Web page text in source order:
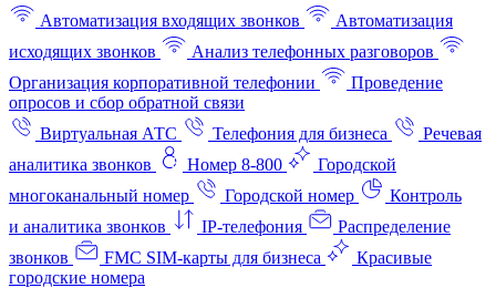
Автоматизация входящих звонков
Автоматизация
исходящих звонков
Анализ телефонных разговоров
Организация корпоративной телефонии
Проведение
опросов и сбор обратной связи
Виртуальная АТС
Телефония для бизнеса
Речевая
аналитика звонков
Номер 8-800
Городской
многоканальный номер
Городской номер
Контроль
и аналитика звонков
IP-телефония
Распределение
звонков
FMC SIM-карты для бизнеса
Красивые
городские номера